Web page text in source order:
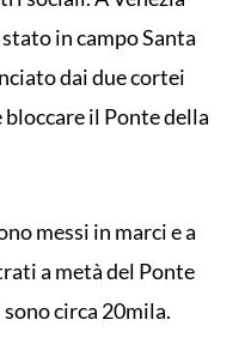
in campo Santa
dai due cortei
il Ponte della
messi in marci e a
a metà del Ponte
circa 20mila.